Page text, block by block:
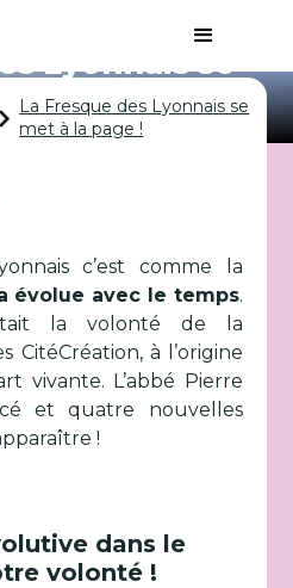
Lyonnais se
!La Fresque des Lyonnais se
met à la page !
c’est comme la
évolue avec le temps.
la volonté de la
CitéCréation, à l’origine
vivante. L’abbé Pierre
et quatre nouvelles
!
dans le
volonté !